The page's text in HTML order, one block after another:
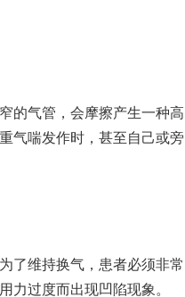
的气管，会摩擦产生一种高
气喘发作时，甚至自己或旁
了维持换气，患者必须非常
过度而出现凹陷现象。